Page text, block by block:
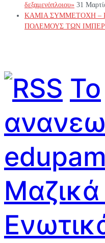
δεξαμενόπλοιου» 31
ΚΑΜΙΑ ΣΥΜΜΕΤΟΧΗ –
ΠΟΛΕΜΟΥΣ ΤΩΝ
Το
Μαζικά